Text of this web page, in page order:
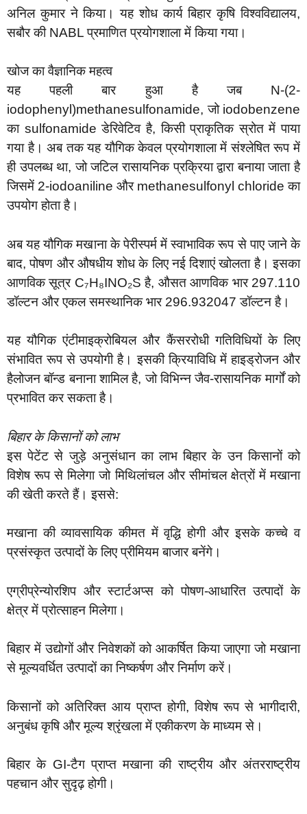
अनिल कुमार ने किया। यह शोध कार्य बिहार कृषि विश्वविद्यालय,
सबौर की NABL प्रमाणित प्रयोगशाला में किया गया।
खोज का वैज्ञानिक महत्व
यह पहली बार हुआ है जब N-(2-
iodophenyl)methanesulfonamide, जो iodobenzene
का sulfonamide डेरिवेटिव है, किसी प्राकृतिक स्रोत में पाया
गया है। अब तक यह यौगिक केवल प्रयोगशाला में संश्लेषित रूप में
ही उपलब्ध था, जो जटिल रासायनिक प्रक्रिया द्वारा बनाया जाता है
जिसमें 2-iodoaniline और methanesulfonyl chloride का
उपयोग होता है।
अब यह यौगिक मखाना के पेरीस्पर्म में स्वाभाविक रूप से पाए जाने के
बाद, पोषण और औषधीय शोध के लिए नई दिशाएं खोलता है। इसका
आणविक सूत्र C₇H₈INO₂S है, औसत आणविक भार 297.110
डॉल्टन और एकल समस्थानिक भार 296.932047 डॉल्टन है।
यह यौगिक एंटीमाइक्रोबियल और कैंसररोधी गतिविधियों के लिए
संभावित रूप से उपयोगी है। इसकी क्रियाविधि में हाइड्रोजन और
हैलोजन बॉन्ड बनाना शामिल है, जो विभिन्न जैव-रासायनिक मार्गों को
प्रभावित कर सकता है।
बिहार के किसानों को लाभ
इस पेटेंट से जुड़े अनुसंधान का लाभ बिहार के उन किसानों को
विशेष रूप से मिलेगा जो मिथिलांचल और सीमांचल क्षेत्रों में मखाना
की खेती करते हैं। इससे:
मखाना की व्यावसायिक कीमत में वृद्धि होगी और इसके कच्चे व
प्रसंस्कृत उत्पादों के लिए प्रीमियम बाजार बनेंगे।
एग्रीप्रेन्योरशिप और स्टार्टअप्स को पोषण-आधारित उत्पादों के
क्षेत्र में प्रोत्साहन मिलेगा।
बिहार में उद्योगों और निवेशकों को आकर्षित किया जाएगा जो मखाना
से मूल्यवर्धित उत्पादों का निष्कर्षण और निर्माण करें।
किसानों को अतिरिक्त आय प्राप्त होगी, विशेष रूप से भागीदारी,
अनुबंध कृषि और मूल्य श्रृंखला में एकीकरण के माध्यम से।
बिहार के GI-टैग प्राप्त मखाना की राष्ट्रीय और अंतरराष्ट्रीय
पहचान और सुदृढ़ होगी।